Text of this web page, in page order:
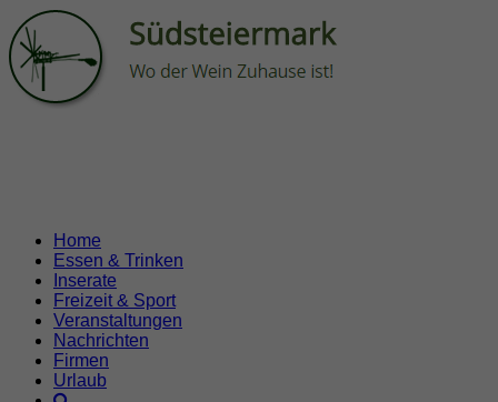
Home
Essen & Trinken
Inserate
Freizeit & Sport
Veranstaltungen
Nachrichten
Firmen
Urlaub